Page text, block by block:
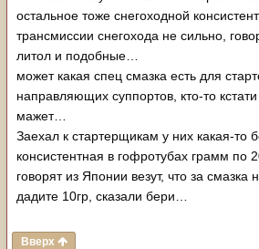
остальное тоже снегоходной
трансмиссии снегохода не сильно,
литол и подобные…
может какая спец смазка есть для
направляющих суппортов, кто-то
мажет…
Заехал к стартерщикам у них какая-то
консистентная в гофротубах грамм по
говорят из Японии везут, что за смазка
дадите 10гр, сказали бери…
Вверх